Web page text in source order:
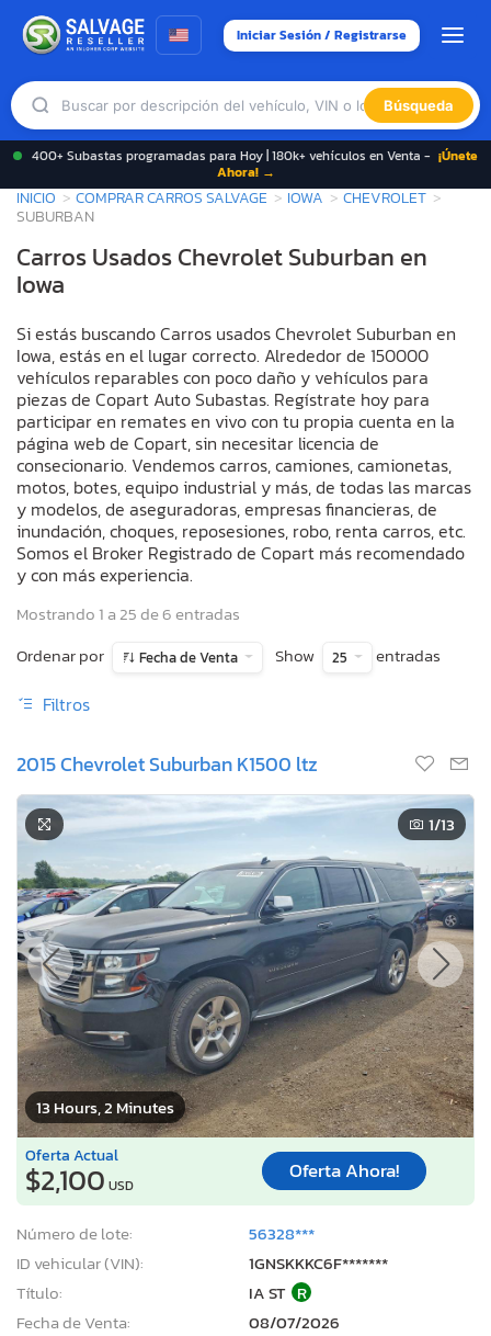
Iniciar Sesión / Registrarse
Búsqueda
400+ Subastas programadas para Hoy | 180k+ vehículos en Venta - ¡Únete
Ahora! →
INICIO COMPRAR CARROS SALVAGE IOWA
CHEVROLET
SUBURBAN
Carros Usados Chevrolet Suburban en
Iowa
Si estás buscando Carros usados Chevrolet Suburban en
Iowa, estás en el lugar correcto. Alrededor de 150000
vehículos reparables con poco daño y vehículos para
piezas de Copart Auto Subastas. Regístrate hoy para
participar en remates en vivo con tu propia cuenta en la
página web de Copart, sin necesitar licencia de
consecionario. Vendemos carros, camiones, camionetas,
motos, botes, equipo industrial y más, de todas las marcas
y modelos, de aseguradoras, empresas financieras, de
inundación, choques, reposesiones, robo, renta carros, etc.
Somos el Broker Registrado de Copart más recomendado
y con más experiencia.
Mostrando 1 a 25 de 6 entradas
Ordenar por
Fecha de Venta Show 25 entradas
Filtros
2015 Chevrolet Suburban K1500 ltz
13 Hours, 2 Minutes
1/13
Oferta Actual
$2,100 USD
Oferta Ahora!
Número de lote:
56328***
ID vehicular (VIN):
1GNSKKKC6F*******
Título:
IA ST R
Fecha de Venta:
08/07/2026